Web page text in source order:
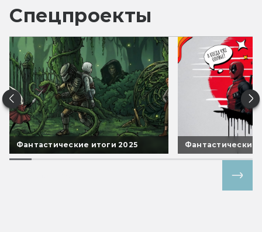
Спецпроекты
Фантастические итоги 2025 Фантастические